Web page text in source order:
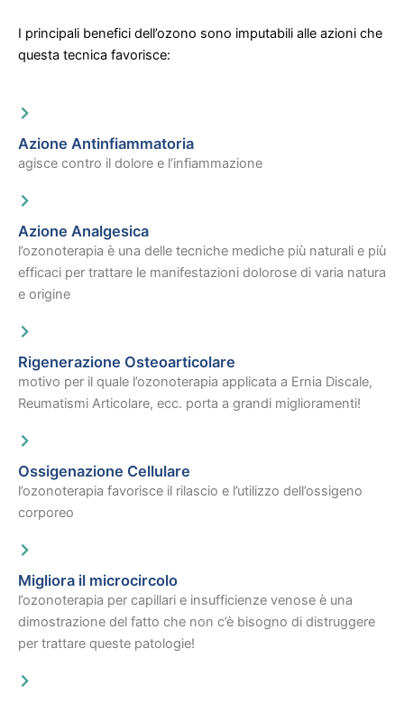
I principali benefici dell’ozono sono imputabili alle azioni che
questa tecnica favorisce:
Azione Antinfiammatoria
agisce contro il dolore e l’infiammazione
Azione Analgesica
l’ozonoterapia è una delle tecniche mediche più naturali e più
efficaci per trattare le manifestazioni dolorose di varia natura
e origine
Rigenerazione Osteoarticolare
motivo per il quale l’ozonoterapia applicata a Ernia Discale,
Reumatismi Articolare, ecc. porta a grandi miglioramenti!
Ossigenazione Cellulare
l’ozonoterapia favorisce il rilascio e l’utilizzo dell’ossigeno
corporeo
Migliora il microcircolo
l’ozonoterapia per capillari e insufficienze venose è una
dimostrazione del fatto che non c’è bisogno di distruggere
per trattare queste patologie!